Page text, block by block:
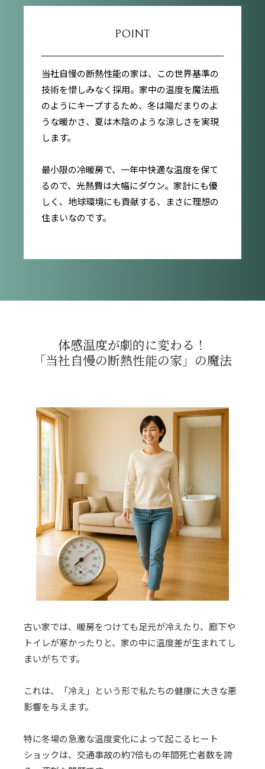
POINT
当社自慢の断熱性能の家は、この世界基準の
技術を惜しみなく採用。家中の温度を魔法瓶
のようにキープするため、冬は陽だまりのよ
うな暖かさ、夏は木陰のような涼しさを実現
します。
最小限の冷暖房で、一年中快適な温度を保て
るので、光熱費は大幅にダウン。家計にも優
しく、地球環境にも貢献する、まさに理想の
住まいなのです。
体感温度が劇的に変わる！
「当社自慢の断熱性能の家」の魔法
古い家では、暖房をつけても足元が冷えたり、廊下や
トイレが寒かったりと、家の中に温度差が生まれてし
まいがちです。
これは、「冷え」という形で私たちの健康に大きな悪
影響を与えます。
特に冬場の急激な温度変化によって起こるヒート
ショックは、交通事故の約7倍もの年間死亡者数を誇